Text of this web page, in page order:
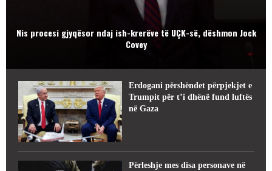
Nis procesi gjyqësor ndaj ish-krerëve të UÇK-së, dëshmon Jock
Covey
Erdogani përshëndet përpjekjet e
Trumpit për t’i dhënë fund luftës
në Gaza
Përleshje mes disa personave në